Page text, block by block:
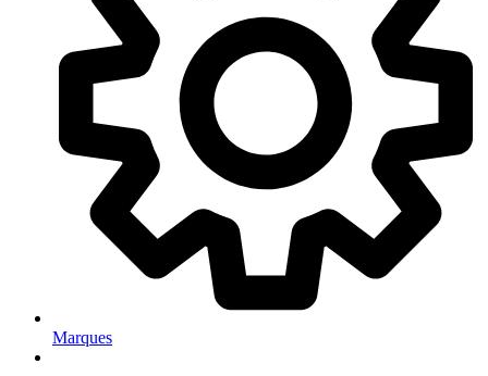
Marques